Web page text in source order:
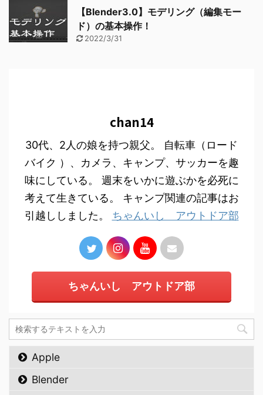
【Blender3.0】モデリング（編集モー
ド）の基本操作！
2022/3/31
chan14
30代、2人の娘を持つ親父。 自転車（ロード
バイク ）、カメラ、キャンプ、サッカーを趣
味にしている。 週末をいかに遊ぶかを必死に
考えて生きている。 キャンプ関連の記事はお
引越ししました。 ちゃんいし アウトドア部
ちゃんいし アウトドア部
Apple
Blender